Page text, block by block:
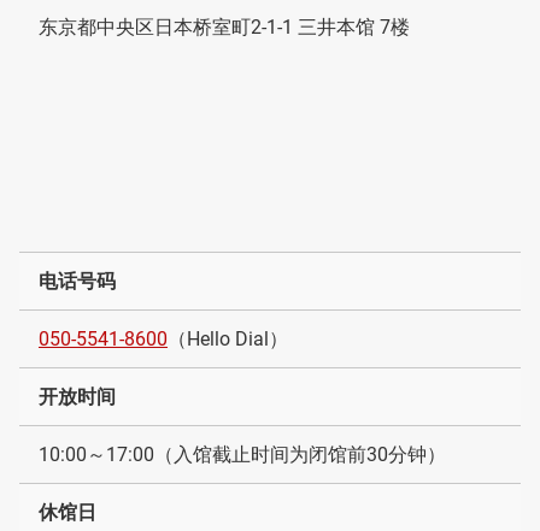
东京都中央区日本桥室町2-1-1 三井本馆 7楼
电话号码
050-5541-8600 （Hello Dial）
开放时间
10:00～17:00（入馆截止时间为闭馆前30分钟）
休馆日